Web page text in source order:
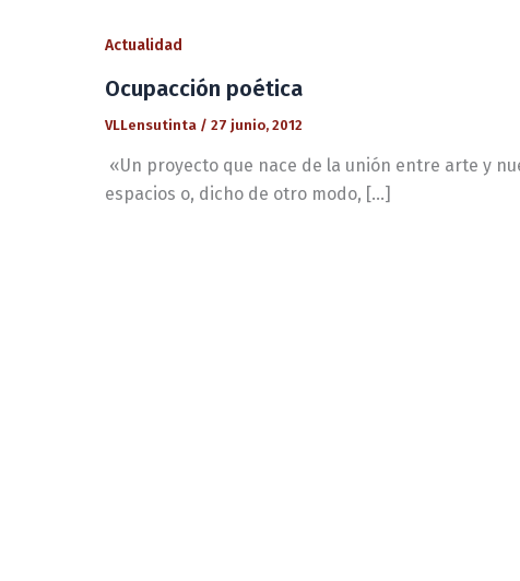
Actualidad
Ocupacción poética
VLLensutinta / 27 junio, 2012
«Un proyecto que nace de la unión entre arte y
espacios o, dicho de otro modo, […]